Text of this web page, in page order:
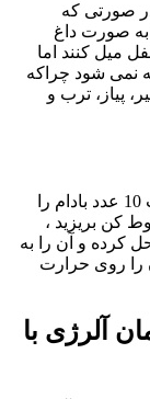
صورتی که
صورت داغ
میل کنند اما
نمی شود چراکه
پیاز، ترب و
برای تهیه این حریره بادام برای کاهش حساسیت 10 عدد بادام را
کن بریزید ،
و آن را به
را روی حرارت
آلرژی با